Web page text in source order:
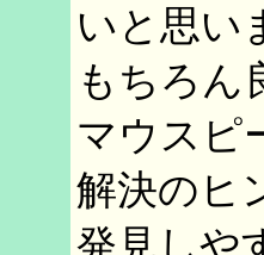
いと思い
もちろん
マウスピ
解決のヒ
発見しや